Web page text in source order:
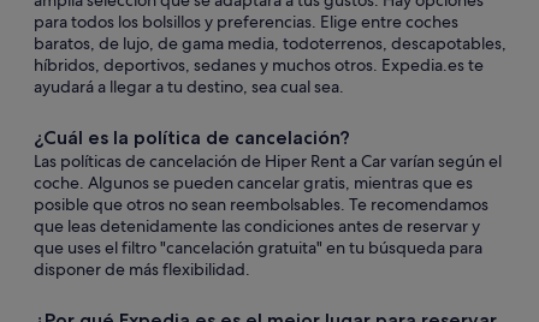
para todos los bolsillos y preferencias. Elige entre coches
baratos, de lujo, de gama media, todoterrenos, descapotables,
híbridos, deportivos, sedanes y muchos otros. Expedia.es te
ayudará a llegar a tu destino, sea cual sea.
¿Cuál es la política de cancelación?
Las políticas de cancelación de Hiper Rent a Car varían según el
coche. Algunos se pueden cancelar gratis, mientras que es
posible que otros no sean reembolsables. Te recomendamos
que leas detenidamente las condiciones antes de reservar y
que uses el filtro "cancelación gratuita" en tu búsqueda para
disponer de más flexibilidad.